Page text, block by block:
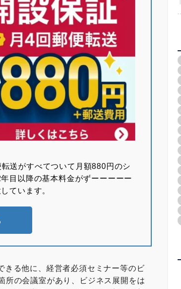
送がすべてついて月額880円のシ
目以降の基本料金がずーーーーー
ています。
きる他に、経営者必須セミナー等のビ
所の会議室があり、ビジネス展開をは